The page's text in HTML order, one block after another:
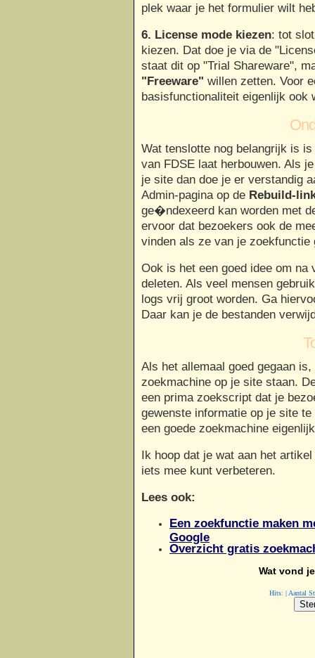
plek waar je het formulier wilt
6. License mode kiezen: tot
kiezen. Dat doe je via de
staat dit op "Trial Shareware",
"Freeware" willen zetten. Voor
basisfunctionaliteit eigenlijk ook
Wat tenslotte nog belangrijk is
van FDSE laat herbouwen. Als
je site dan doe je er verstandig
Admin-pagina op de Rebuild-
ge�ndexeerd kan worden met
ervoor dat bezoekers ook de
vinden als ze van je zoekfunctie
Ook is het een goed idee om
deleten. Als veel mensen
logs vrij groot worden. Ga
Daar kan je de bestanden
Als het allemaal goed gegaan
zoekmachine op je site staan.
een prima zoekscript dat je
gewenste informatie op je site
een goede zoekmachine
Ik hoop dat je wat aan het
iets mee kunt verbeteren.
Lees ook:
Een zoekfunctie maken
Google
Overzicht gratis
Wat vond
Hits: | Aantal